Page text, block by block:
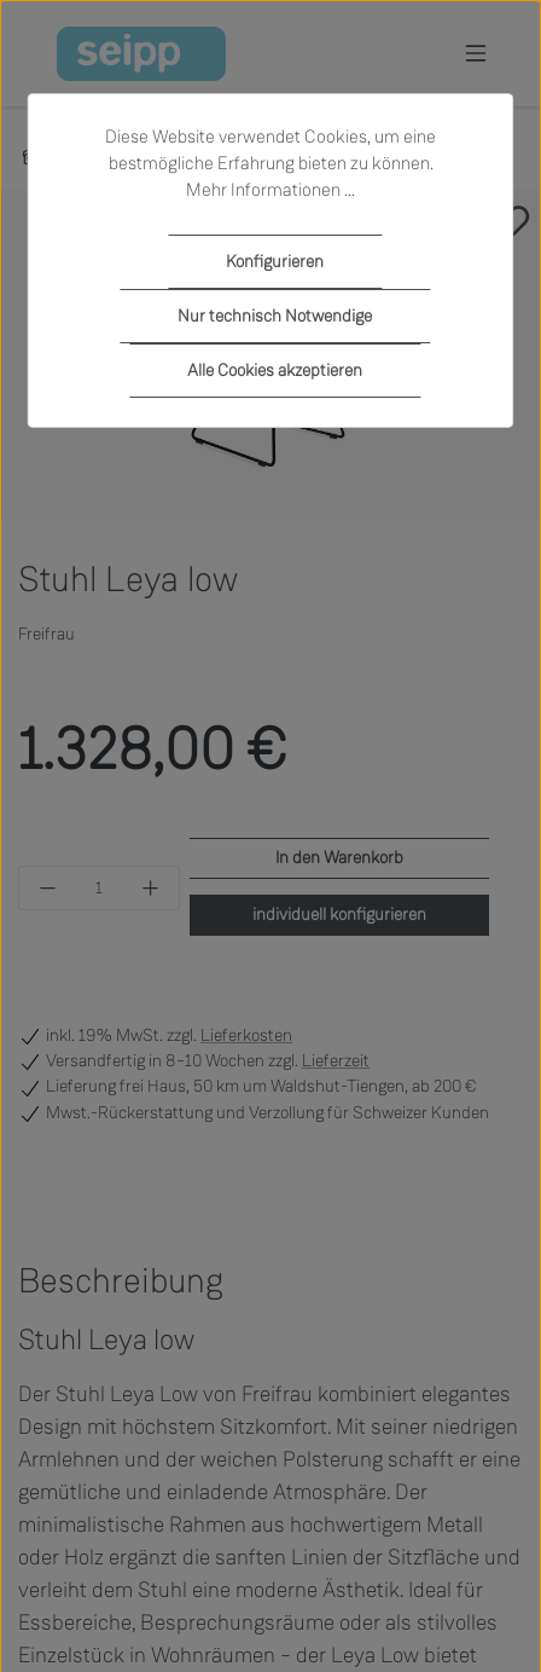
Zum Hauptinhalt springen
Produkte Wohnen Stühle
Stuhl Leya low
Freifrau
1.328,00 €
Produkt Anzahl: Gib den gewünschten Wert
In den Warenkorb
individuell konfigurieren
inkl. 19% MwSt. zzgl. Lieferkosten
Versandfertig in 8–10 Wochen zzgl. Lieferzeit
Lieferung frei Haus, 50 km um Waldshut-Tiengen, ab 200 €
Mwst.-Rückerstattung und Verzollung für Schweizer Kunden
Beschreibung
Stuhl Leya low
Der Stuhl Leya Low von Freifrau kombiniert elegantes
Design mit höchstem Sitzkomfort. Mit seiner niedrigen
Armlehnen und der weichen Polsterung schafft er eine
gemütliche und einladende Atmosphäre. Der
minimalistische Rahmen aus hochwertigem Metall
oder Holz ergänzt die sanften Linien der Sitzfläche und
verleiht dem Stuhl eine moderne Ästhetik. Ideal für
Essbereiche, Besprechungsräume oder als stilvolles
Einzelstück in Wohnräumen – der Leya Low bietet
Diese Website verwendet Cookies, um eine
bestmögliche Erfahrung bieten zu können.
Mehr Informationen ...
Nur technisch Notwendige
Konfigurieren
Alle Cookies akzeptieren